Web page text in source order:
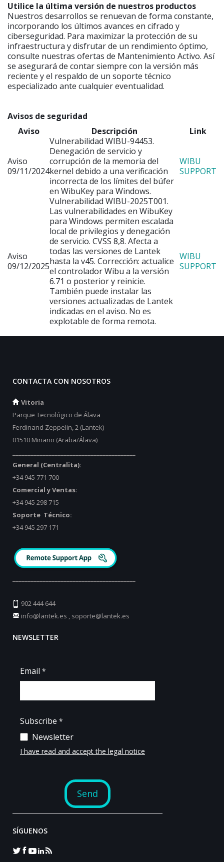
Utilice la última versión de nuestros productos
Nuestros desarrollos se renuevan de forma constante,
incorporando los últimos avances en cifrado y
ciberseguridad. Para maximizar la protección de su
infraestructura y disfrutar de un rendimiento óptimo,
consulte nuestras ofertas de Mantenimiento Activo. Así
se asegurará de contar siempre con la versión más
reciente y el respaldo de un soporte técnico
especializado ante cualquier eventualidad.
Avisos de seguridad
Aviso
Descripción Link
Aviso
09/11/2024
Vulnerabilidad WIBU-94453.
Denegación de servicio y
corrupción de la memoria del
kernel debido a una verificación
incorrecta de los límites del búfer
en WibuKey para Windows.
WIBU
SUPPORT
Aviso
09/12/2025
Vulnerabilidad WIBU-2025T001.
Las vulnerabilidades en WibuKey
para Windows permiten escalada
local de privilegios y denegación
de servicio. CVSS 8,8. Afecta a
todas las versiones de Lantek
hasta la v45. Corrección: actualice
el controlador Wibu a la versión
6.71 o posterior y reinicie.
También puede instalar las
versiones actualizadas de Lantek
indicadas en el aviso. No es
explotable de forma remota.
WIBU
SUPPORT
CONTACTA CON NOSOTROS
Vitoria
Parque Tecnológico de Álava
Ferdinand Zeppelin, 2 (Lantek)
01510 Miñano (Araba/Álava)
General (Centralita):
+34 945 771 700
Comercial y Ventas:
+34 945 298 715
Soporte Técnico:
+34 945 297 171
902 444 644
info@lantek.es
soporte@lantek.es
NEWSLETTER
SÍGUENOS